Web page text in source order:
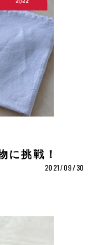
に挑戦！
2021/09/30